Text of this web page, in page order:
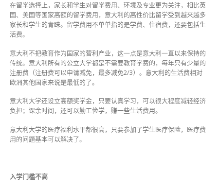
在留学选择上，家长和学生对留学费用、环境及专业更为关注，相比英
国、美国等国家高额的留学费用，意大利的高性价比留学受到越来越多
家长和学生的青睐。留学费用不单单指的是学费、住宿费，还要包括生
活费。
意大利不把教育作为国家的营利产业，这一点是意大利一直以来保持的
传统。意大利所有的公立大学都是不需要教育学费的，每年只有少量的
注册费（注册费可以申请减免，最多减免2/3）。意大利的生活费相对
欧洲其他国家来说是最低的了。
意大利大学还设立高额奖学金，只要认真学习，可以很大程度减轻经济
负担；课余时间，还可以勤工俭学，赚一些生活费用。
意大利大学的医疗福利水平都很高，只要参加了学生医疗保险，医疗费
用的问题基本可以解决了。
入学门槛不高